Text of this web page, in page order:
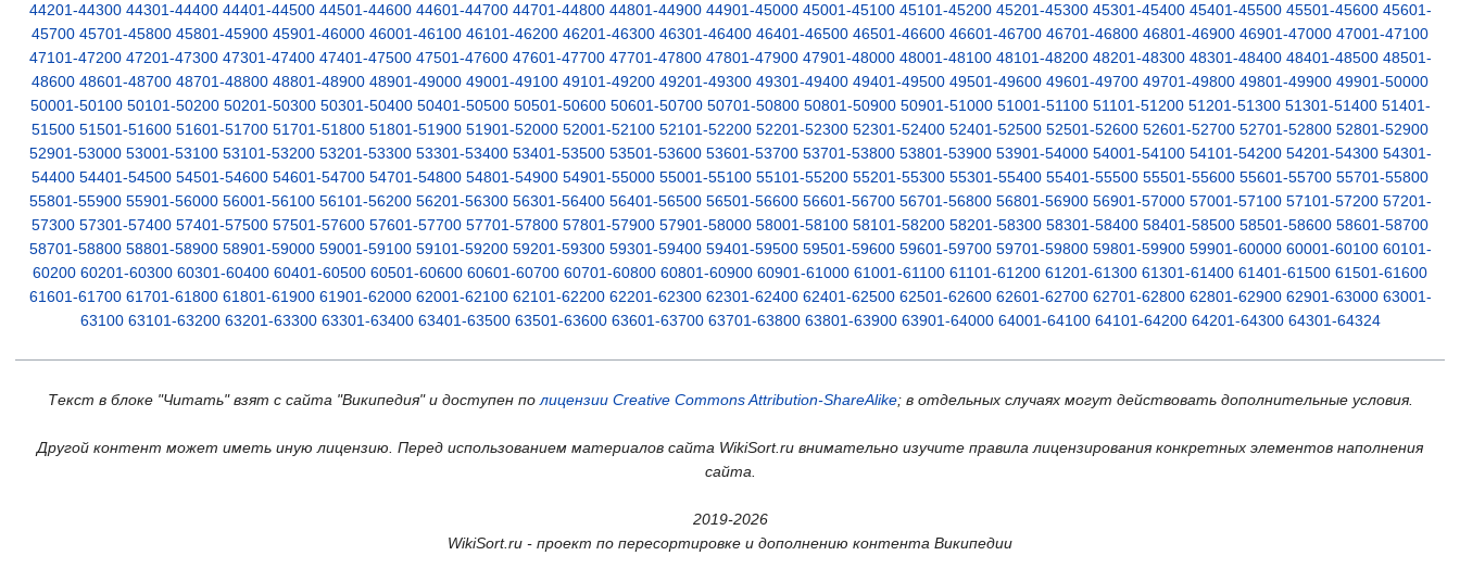
44201-44300 44301-44400 44401-44500 44501-44600 44601-44700 44701-44800 44801-44900 44901-45000 45001-45100 45101-45200 45201-45300 45301-45400 45401-45500 45501-45600 45601-
45700 45701-45800 45801-45900 45901-46000 46001-46100 46101-46200 46201-46300 46301-46400 46401-46500 46501-46600 46601-46700 46701-46800 46801-46900 46901-47000 47001-47100
47101-47200 47201-47300 47301-47400 47401-47500 47501-47600 47601-47700 47701-47800 47801-47900 47901-48000 48001-48100 48101-48200 48201-48300 48301-48400 48401-48500 48501-
48600 48601-48700 48701-48800 48801-48900 48901-49000 49001-49100 49101-49200 49201-49300 49301-49400 49401-49500 49501-49600 49601-49700 49701-49800 49801-49900 49901-50000
50001-50100 50101-50200 50201-50300 50301-50400 50401-50500 50501-50600 50601-50700 50701-50800 50801-50900 50901-51000 51001-51100 51101-51200 51201-51300 51301-51400 51401-
51500 51501-51600 51601-51700 51701-51800 51801-51900 51901-52000 52001-52100 52101-52200 52201-52300 52301-52400 52401-52500 52501-52600 52601-52700 52701-52800 52801-52900
52901-53000 53001-53100 53101-53200 53201-53300 53301-53400 53401-53500 53501-53600 53601-53700 53701-53800 53801-53900 53901-54000 54001-54100 54101-54200 54201-54300 54301-
54400 54401-54500 54501-54600 54601-54700 54701-54800 54801-54900 54901-55000 55001-55100 55101-55200 55201-55300 55301-55400 55401-55500 55501-55600 55601-55700 55701-55800
55801-55900 55901-56000 56001-56100 56101-56200 56201-56300 56301-56400 56401-56500 56501-56600 56601-56700 56701-56800 56801-56900 56901-57000 57001-57100 57101-57200 57201-
57300 57301-57400 57401-57500 57501-57600 57601-57700 57701-57800 57801-57900 57901-58000 58001-58100 58101-58200 58201-58300 58301-58400 58401-58500 58501-58600 58601-58700
58701-58800 58801-58900 58901-59000 59001-59100 59101-59200 59201-59300 59301-59400 59401-59500 59501-59600 59601-59700 59701-59800 59801-59900 59901-60000 60001-60100 60101-
60200 60201-60300 60301-60400 60401-60500 60501-60600 60601-60700 60701-60800 60801-60900 60901-61000 61001-61100 61101-61200 61201-61300 61301-61400 61401-61500 61501-61600
61601-61700 61701-61800 61801-61900 61901-62000 62001-62100 62101-62200 62201-62300 62301-62400 62401-62500 62501-62600 62601-62700 62701-62800 62801-62900 62901-63000 63001-
63100 63101-63200 63201-63300 63301-63400 63401-63500 63501-63600 63601-63700 63701-63800 63801-63900 63901-64000 64001-64100 64101-64200 64201-64300 64301-64324
Текст в блоке "Читать" взят с сайта "Википедия" и доступен по лицензии Creative Commons Attribution-ShareAlike; в отдельных случаях могут действовать дополнительные условия.
Другой контент может иметь иную лицензию. Перед использованием материалов сайта WikiSort.ru внимательно изучите правила лицензирования конкретных элементов наполнения
сайта.
2019-2026
WikiSort.ru - проект по пересортировке и дополнению контента Википедии